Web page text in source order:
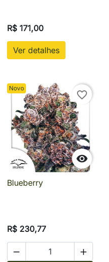
R$ 171,00
Ver detalhes
Novo

favorite_border
Blueberry
R$ 230,77
 